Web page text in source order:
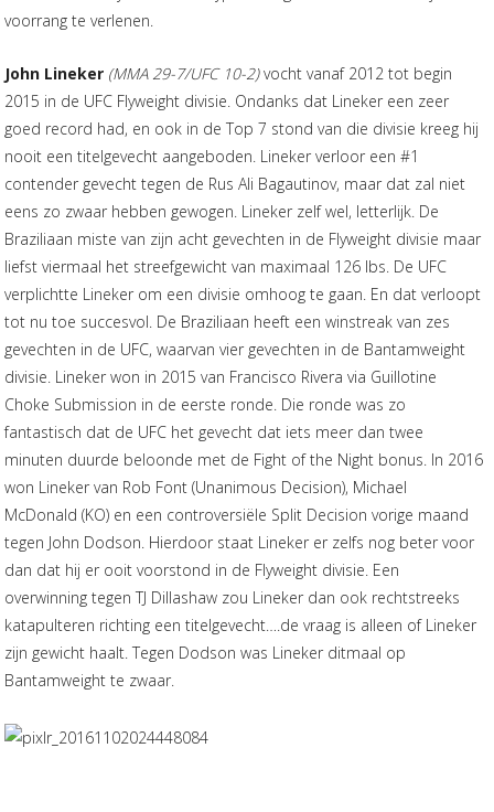
voorrang te verlenen.
John Lineker (MMA 29-7/UFC 10-2)vocht vanaf 2012 tot begin
2015 in de UFC Flyweight divisie. Ondanks dat Lineker een zeer
goed record had, en ook in de Top 7 stond van die divisie kreeg hij
nooit een titelgevecht aangeboden. Lineker verloor een #1
contender gevecht tegen de Rus Ali Bagautinov, maar dat zal niet
eens zo zwaar hebben gewogen. Lineker zelf wel, letterlijk. De
Braziliaan miste van zijn acht gevechten in de Flyweight divisie maar
liefst viermaal het streefgewicht van maximaal 126 lbs. De UFC
verplichtte Lineker om een divisie omhoog te gaan. En dat verloopt
tot nu toe succesvol. De Braziliaan heeft een winstreak van zes
gevechten in de UFC, waarvan vier gevechten in de Bantamweight
divisie. Lineker won in 2015 van Francisco Rivera via Guillotine
Choke Submission in de eerste ronde. Die ronde was zo
fantastisch dat de UFC het gevecht dat iets meer dan twee
minuten duurde beloonde met de Fight of the Night bonus. In 2016
won Lineker van Rob Font (Unanimous Decision), Michael
McDonald (KO) en een controversiële Split Decision vorige maand
tegen John Dodson. Hierdoor staat Lineker er zelfs nog beter voor
dan dat hij er ooit voorstond in de Flyweight divisie. Een
overwinning tegen TJ Dillashaw zou Lineker dan ook rechtstreeks
katapulteren richting een titelgevecht….de vraag is alleen of Lineker
zijn gewicht haalt. Tegen Dodson was Lineker ditmaal op
Bantamweight te zwaar.